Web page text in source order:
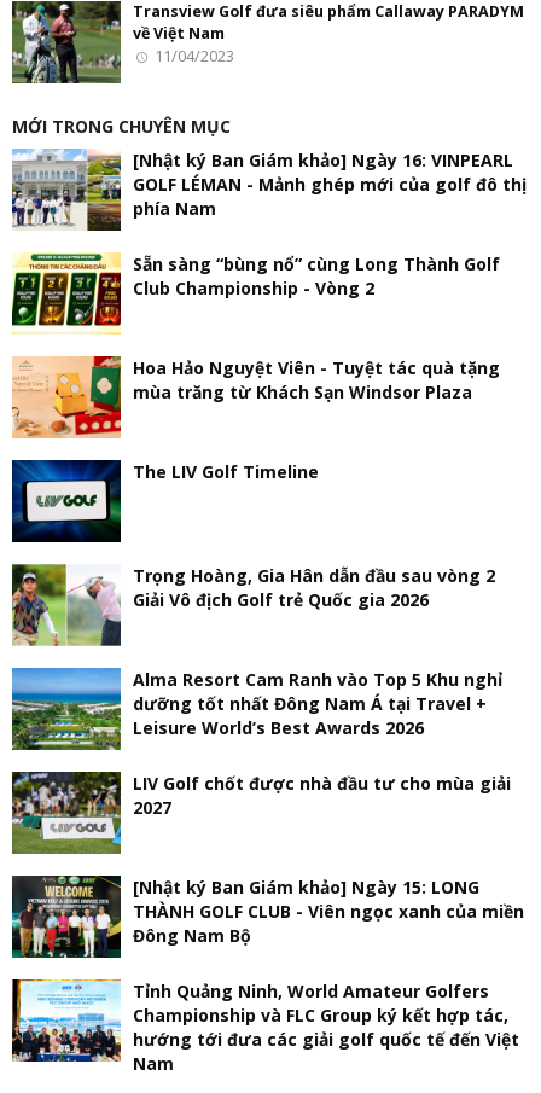
Transview Golf đưa siêu phẩm Callaway PARADYM
về Việt Nam
11/04/2023
MỚI TRONG CHUYÊN MỤC
[Nhật ký Ban Giám khảo] Ngày 16: VINPEARL
GOLF LÉMAN - Mảnh ghép mới của golf đô thị
phía Nam
Sẵn sàng “bùng nổ” cùng Long Thành Golf
Club Championship - Vòng 2
Hoa Hảo Nguyệt Viên - Tuyệt tác quà tặng
mùa trăng từ Khách Sạn Windsor Plaza
The LIV Golf Timeline
Trọng Hoàng, Gia Hân dẫn đầu sau vòng 2
Giải Vô địch Golf trẻ Quốc gia 2026
Alma Resort Cam Ranh vào Top 5 Khu nghỉ
dưỡng tốt nhất Đông Nam Á tại Travel +
Leisure World’s Best Awards 2026
LIV Golf chốt được nhà đầu tư cho mùa giải
2027
[Nhật ký Ban Giám khảo] Ngày 15: LONG
THÀNH GOLF CLUB - Viên ngọc xanh của miền
Đông Nam Bộ
Tỉnh Quảng Ninh, World Amateur Golfers
Championship và FLC Group ký kết hợp tác,
hướng tới đưa các giải golf quốc tế đến Việt
Nam